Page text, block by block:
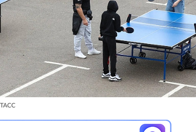
ТАСС